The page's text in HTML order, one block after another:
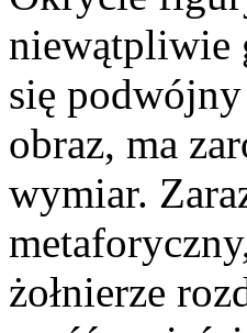
niewątpliwie
się
obraz, ma
wymiar.
żołnierze